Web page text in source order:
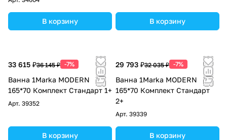
В корзину В корзину
33 615 ₽36 145 ₽ -7%
Ванна 1Marka MODERN
165*70 Комплект Стандарт 1+
Арт. 39352
В корзину
29 793 ₽32 035 ₽ -7%
Ванна 1Marka MODERN
165*70 Комплект Стандарт
2+
Арт. 39339
В корзину